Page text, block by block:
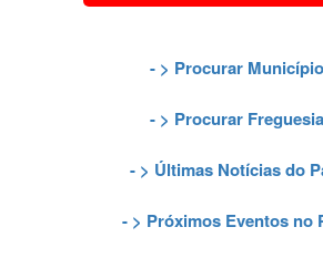
- > Procurar Município
- > Procurar Freguesia
- > Últimas Notícias do
- > Próximos Eventos no